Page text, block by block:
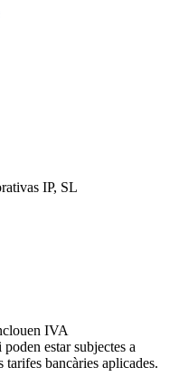
IP, SL
IVA
estar subjectes a
bancàries aplicades.